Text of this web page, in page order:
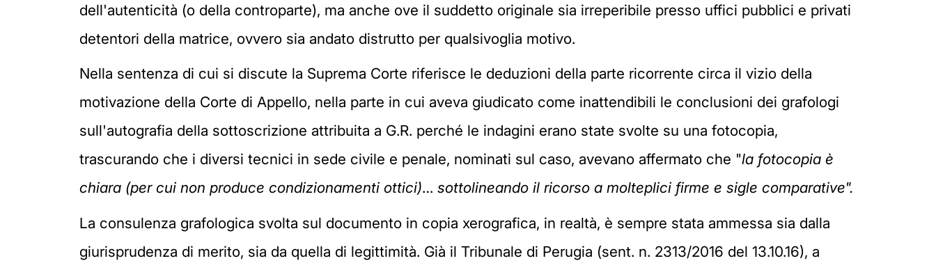
dell'autenticità (o della controparte), ma anche ove il suddetto originale sia irreperibile presso uffici pubblici e privati
detentori della matrice, ovvero sia andato distrutto per qualsivoglia motivo.
Nella sentenza di cui si discute la Suprema Corte riferisce le deduzioni della parte ricorrente circa il vizio della
motivazione della Corte di Appello, nella parte in cui aveva giudicato come inattendibili le conclusioni dei grafologi
sull'autografia della sottoscrizione attribuita a G.R. perché le indagini erano state svolte su una fotocopia,
trascurando che i diversi tecnici in sede civile e penale, nominati sul caso, avevano affermato che "la fotocopia è
chiara (per cui non produce condizionamenti ottici)… sottolineando il ricorso a molteplici firme e sigle comparative".
La consulenza grafologica svolta sul documento in copia xerografica, in realtà, è sempre stata ammessa sia dalla
giurisprudenza di merito, sia da quella di legittimità. Già il Tribunale di Perugia (sent. n. 2313/2016 del 13.10.16), a